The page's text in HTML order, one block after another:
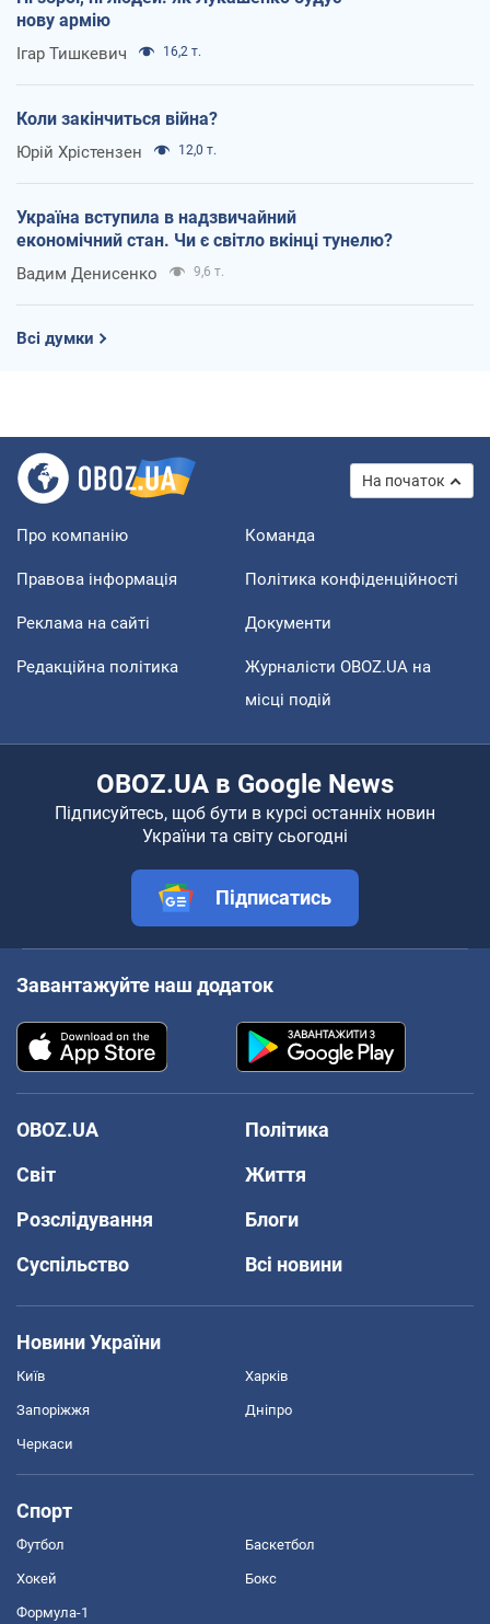
нову армію
Ігар Тишкевич 16,2 т.
Коли закінчиться війна?
Юрій Хрістензен 12,0 т.
Україна вступила в надзвичайний
економічний стан. Чи є світло вкінці тунелю?
Вадим Денисенко 9,6 т.
Всі думки
На початок
Про компанію Команда
Правова інформація Політика конфіденційності
Реклама на сайті Документи
Редакційна політика
Журналісти OBOZ.UA на
місці подій
OBOZ.UA в Google News
Підписуйтесь, щоб бути в курсі останніх новин
України та світу сьогодні
Підписатись
Завантажуйте наш додаток
OBOZ.UA
Політика
Світ
Життя
Розслідування
Блоги
Суспільство
Всі новини
Новини України
Київ Харків
Запоріжжя Дніпро
Черкаси
Спорт
Футбол Баскетбол
Хокей Бокс
Формула-1